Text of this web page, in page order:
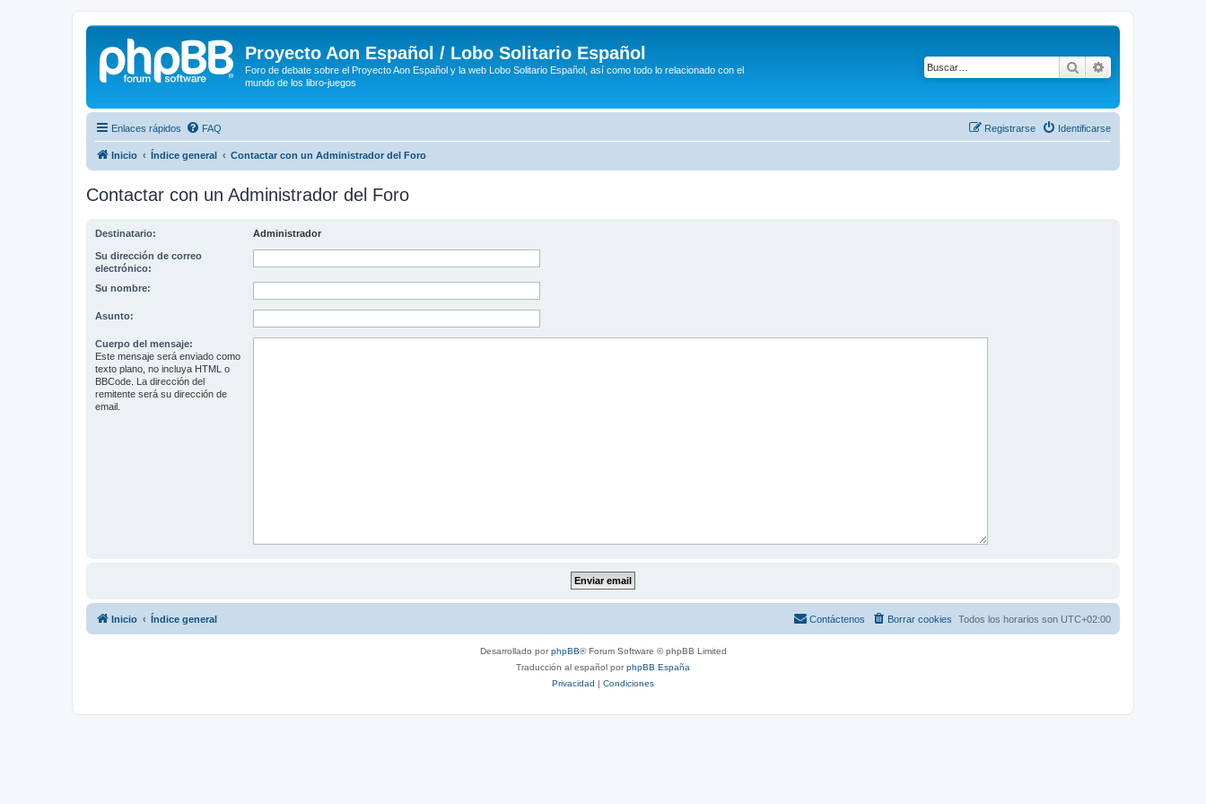
Proyecto Aon Español / Lobo Solitario Español
Foro de debate sobre el Proyecto Aon Español y la web Lobo Solitario Español, así como todo lo relacionado con el
mundo de los libro-juegos
Buscar
Enlaces rápidos FAQ Identificarse
Registrarse
Inicio Índice general Contactar con un Administrador del Foro
Contactar con un Administrador del Foro
Destinatario: Administrador
Su dirección de correo
electrónico:
Su nombre:
Asunto:
Cuerpo del mensaje:
Este mensaje será enviado como
texto plano, no incluya HTML o
BBCode. La dirección del
remitente será su dirección de
email.
Inicio Índice general Todos los horarios son UTC+02:00
Borrar cookies
Contáctenos
Desarrollado porphpBB® Forum Software © phpBB Limited
Traducción al español porphpBB España
Privacidad | Condiciones